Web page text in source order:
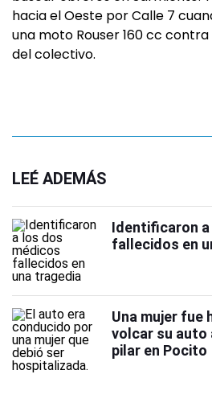
hacia el Oeste por Calle 7
una moto Rouser 160 cc
del colectivo.
LEÉ ADEMÁS
Identificaron
fallecidos en
Una mujer fue
volcar su auto
pilar en Pocito